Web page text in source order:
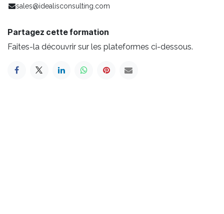
sales@idealisconsulting.com
Partagez cette formation
Faites-la découvrir sur les plateformes ci-dessous.